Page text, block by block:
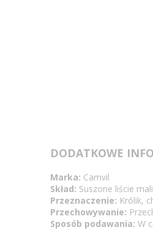
DODATKOWE
Marka: Camvil
Skład: Suszone liście
Przeznaczenie: Królik,
Przechowywanie:
Sposób podawania: W